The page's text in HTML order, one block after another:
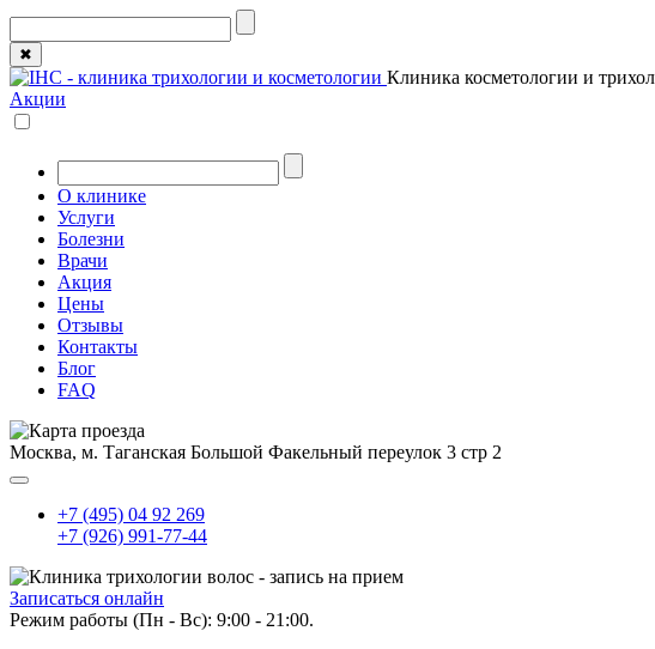
✖
Клиника косметологии и
Акции
О клинике
Услуги
Болезни
Врачи
Акция
Цены
Отзывы
Контакты
Блог
FAQ
Москва, м. Таганская Большой Факельный переулок 3 стр 2
+7 (495) 04 92 269
+7 (926) 991-77-44
Записаться онлайн
Режим работы (Пн - Вс): 9:00 - 21:00.